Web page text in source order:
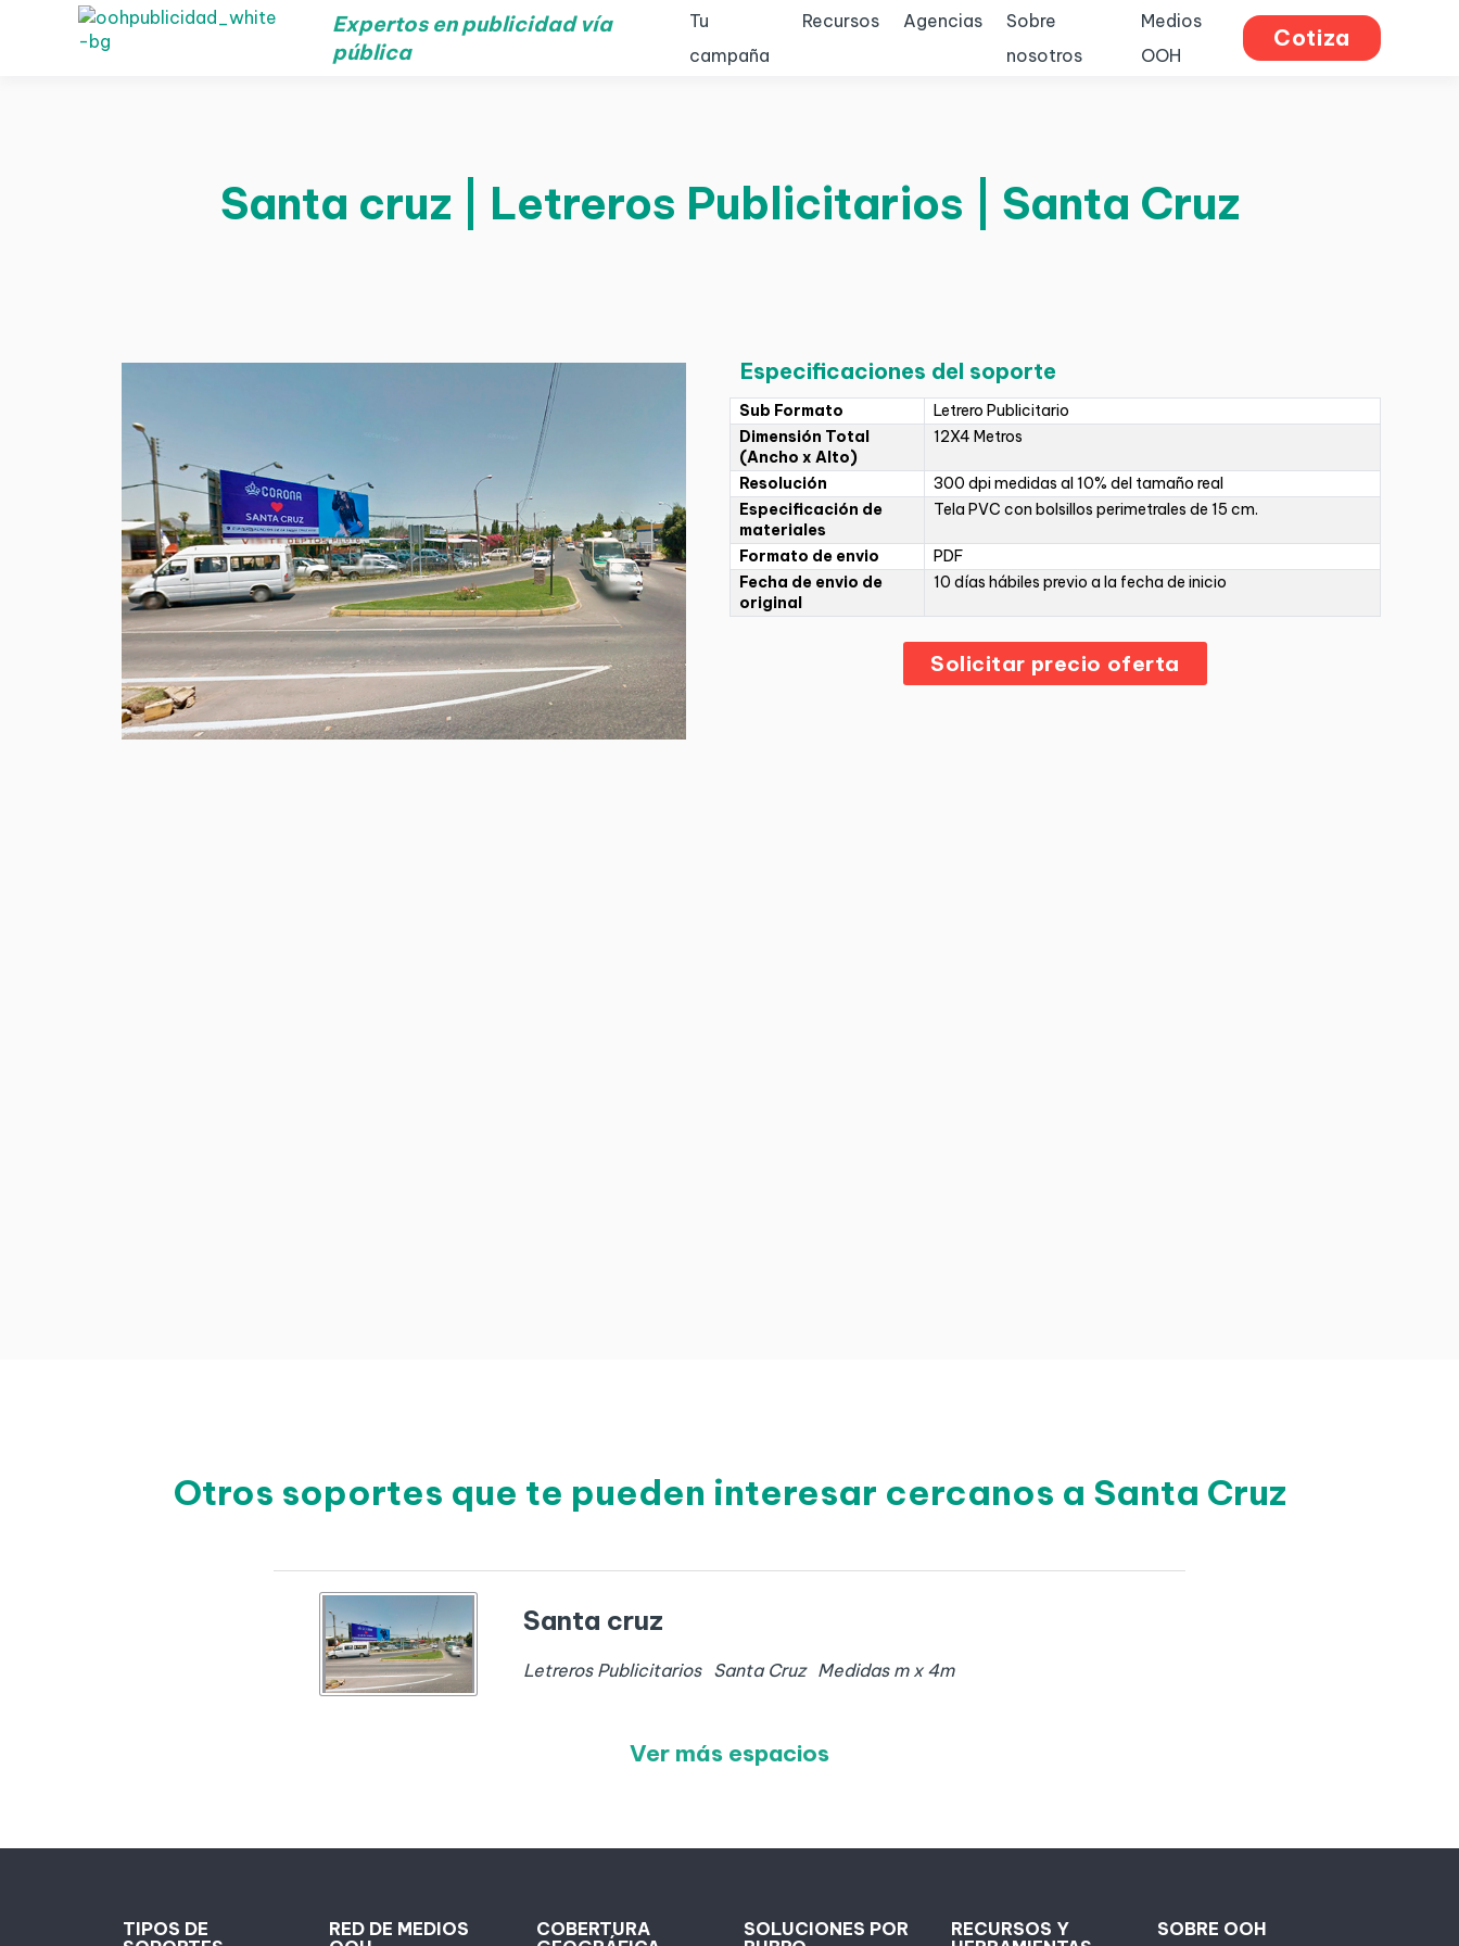
Expertos en publicidad vía
pública
Tu
campaña
Recursos Agencias
Sobre
nosotros
Medios
OOH
Cotiza
Santa cruz | Letreros Publicitarios | Santa Cruz
Especificaciones del soporte
Sub Formato
Letrero Publicitario
Dimensión Total
(Ancho x Alto)
12X4 Metros
Resolución
300 dpi medidas al 10% del tamaño real
Especificación de
materiales
Tela PVC con bolsillos perimetrales de 15 cm.
Formato de envio
PDF
Fecha de envio de
original
10 días hábiles previo a la fecha de inicio
Solicitar precio oferta
Otros soportes que te pueden interesar cercanos a Santa Cruz
Santa cruz
Letreros Publicitarios Santa Cruz Medidas m x 4m
Ver más espacios
TIPOS DE
RED DE MEDIOS
COBERTURA
SOLUCIONES POR
RECURSOS Y
SOBRE OOH